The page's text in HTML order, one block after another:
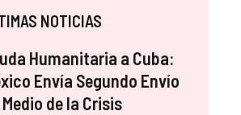
NOTICIAS
Humanitaria a Cuba:
Envía Segundo Envío
de la Crisis